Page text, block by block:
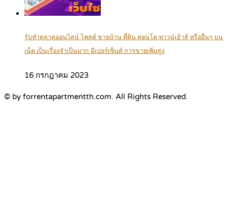
รับทำตลาดออนไลน์ โพสต์ ขายบ้าน ที่ดิน คอนโด ทาวน์เฮ้าส์ หรืออื่นๆ บน
เน็ต เป็นเรื่องจำเป็นมาก มีเปอร์เซ็นต์ การขายเพิ่มสูง
16 กรกฎาคม 2023
© by forrentapartmentth.com. All Rights Reserved.